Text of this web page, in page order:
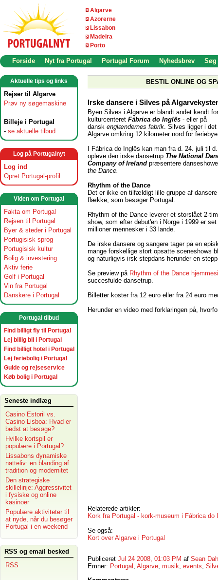
Algarve
Azorerne
Lissabon
Madeira
Porto
Forside Nyt fra Portugal Portugal Forum Nyhedsbrev Søg
Aktuelle tips og links
Rejser til Algarve
Prøv ny søgemaskine
Billeje i Portugal
- se aktuelle tilbud
Log på Portugalnyt
Log ind
Opret Portugal-profil
Viden om Portugal
Fakta om Portugal
Rejsen til Portugal
Byer & steder i Portugal
Portugisisk sprog
Portugisisk kultur
Bolig & investering
Aktiv ferie
Golf i Portugal
Vin fra Portugal
Danskere i Portugal
Portugal tilbud
Find billigt fly til Portugal
Lej billig bil i Portugal
Find billigt hotel i Portugal
Lej feriebolig i Portugal
Guide og rejseservice
Køb bolig i Portugal
Seneste indlæg
Casino Estoril vs.
Casino Lisboa: Hvad er
bedst at besøge?
Hvilke kortspil er
populære i Portugal?
Lissabons dynamiske
natteliv: en blanding af
tradition og modernitet
Den strategiske
skillelinje: Aggressivitet
i fysiske og online
kasinoer
Populære aktiviteter til
at nyde, når du besøger
Portugal i en weekend
RSS og email besked
RSS
BESTIL ONLINE OG
Irske dansere i Silves på
Byen Silves i Algarve er blandt andet kendt for
kulturcenteret Fábrica do Inglês - eller på
dansk englændernes fabrik . Silves ligger i
Algarve omkring 12 kilometer nord for
I Fábrica do Inglês kan man fra d. 24. juli til
opleve den irske dansetrup The National
Company of Ireland præsentere
the Dance.
Rhythm of the Dance
Det er ikke en tilfældigt lille gruppe af
flække, som besøger Portugal.
Rhythm of the Dance leverer et storslået 2-
show, som efter debut'en i Norge i 1999 er
millioner mennesker i 33 lande.
De irske dansere og sangere tager på en
mange forskellige stort opsatte sceneshows
og naturligvis irsk stepdans herunder en
Se preview på Rhythm of the Dance
succesfulde dansetrup.
Billetter koster fra 12 euro eller fra 24 euro
Herunder en video med forklaringen på,
Relaterede artikler:
Kork fra Portugal - kork-museum i Fábrica do
Se også:
Kort over Algarve i Portugal
Publiceret Jul 24 2008, 01:03 PM af Sean
Emner: Portugal , Algarve, musik, events,